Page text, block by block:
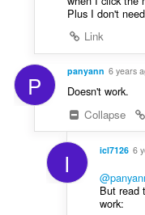
Plus I don't
Link
P panyann 6 years
Doesn't work.
Collapse
I icl7126 6
But read
work: